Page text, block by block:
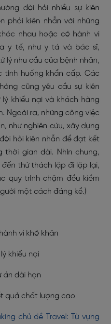
đòi hỏi nhiều sự kiên
phải kiên nhẫn với những
nhau hoặc có hành vi
y tế, như y tá và bác sĩ,
lý nhu cầu của bệnh nhân,
huống khẩn cấp. Các
cũng yêu cầu sự kiên
khiếu nại và khách hàng
Ngoài ra, những công việc
như nghiên cứu, xây dựng
hỏi kiên nhẫn để đạt kết
gian dài. Nhìn chung,
thử thách lặp đi lặp lại,
quy trình chậm đều kiểm
một cách đáng kể.)
vi khó khăn
khiếu nại
án dài hạn
quả chất lượng cao
chủ đề Travel: Từ vựng